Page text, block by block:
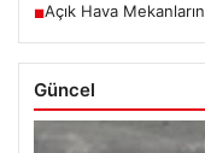
■Açık Hava
Güncel